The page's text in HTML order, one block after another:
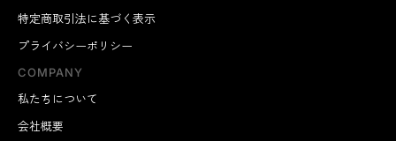
特定商取引法に基づく表示
プライバシーポリシー
COMPANY
私たちについて
会社概要